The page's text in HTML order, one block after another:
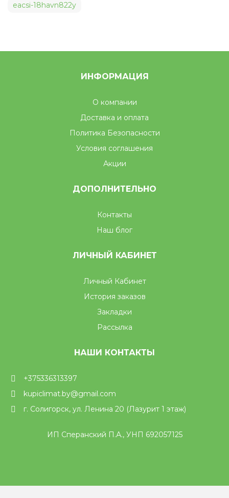
eacsi-18havn822y
ИНФОРМАЦИЯ
О компании
Доставка и оплата
Политика Безопасности
Условия соглашения
Акции
ДОПОЛНИТЕЛЬНО
Контакты
Наш блог
ЛИЧНЫЙ КАБИНЕТ
Личный Кабинет
История заказов
Закладки
Рассылка
НАШИ КОНТАКТЫ
+375336313397
kupiclimat.by@gmail.com
г. Солигорск, ул. Ленина 20 (Лазурит 1 этаж)
ИП Сперанский П.А., УНП 692057125